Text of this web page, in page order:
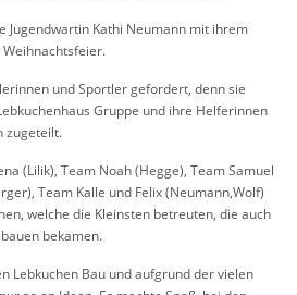
Jugendwartin Kathi Neumann mit ihrem
und Sportler gefordert, denn sie
Gruppe und ihre Helferinnen
zugeteilt.
(Lilik), Team Noah (Hegge), Team Samuel
Team Kalle und Felix (Neumann,Wolf)
welche die Kleinsten betreuten, die auch
bekamen.
Lebkuchen Bau und aufgrund der vielen